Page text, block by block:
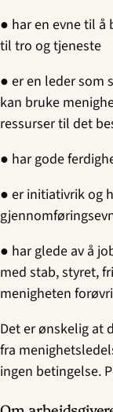
● har en evne til å
til tro og tjeneste
● er en leder som
kan bruke
ressurser til det
● har gode
● er initiativrik og
● har glede av å
med stab, styret,
menigheten
Det er ønskelig at
fra
ingen betingelse.